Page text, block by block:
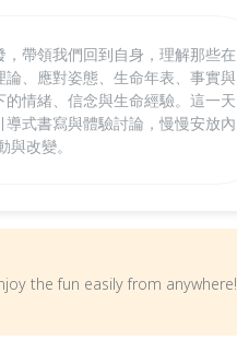
帶領我們回到自身，理解那些在
、應對姿態、生命年表、事實與
情緒、信念與生命經驗。這一天
式書寫與體驗討論，慢慢安放內
改變。
the fun easily from anywhere!